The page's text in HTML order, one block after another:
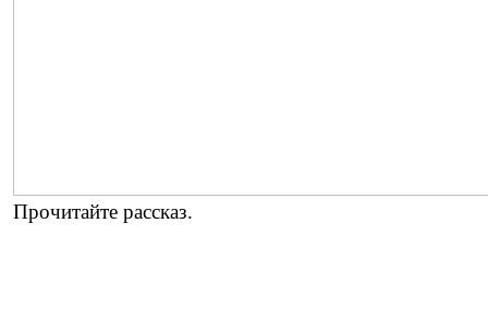
Прочитайте рассказ.